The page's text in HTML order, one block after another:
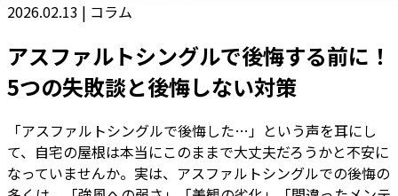
2026.02.13 | コラム
アスファルトシングルで後悔する前に！
5つの失敗談と後悔しない対策
「アスファルトシングルで後悔した…」という声を耳にし
て、自宅の屋根は本当にこのままで大丈夫だろうかと不安に
なっていませんか。実は、アスファルトシングルでの後悔の